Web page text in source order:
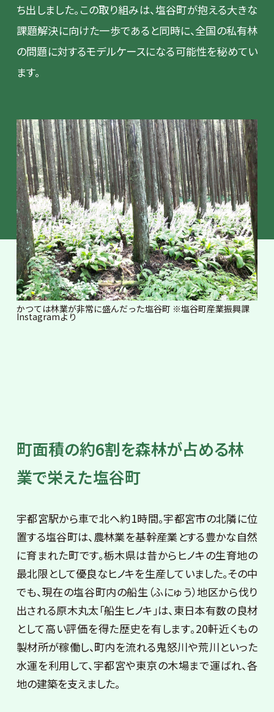
ち出しました。この取り組みは、塩谷町が抱える大きな
課題解決に向けた一歩であると同時に、全国の私有林
の問題に対するモデルケースになる可能性を秘めてい
ます。
かつては林業が非常に盛んだった塩谷町 ※塩谷町産業振興課
Instagramより
町面積の約6割を森林が占める林
業で栄えた塩谷町
宇都宮駅から車で北へ約1時間。宇都宮市の北隣に位
置する塩谷町は、農林業を基幹産業とする豊かな自然
に育まれた町です。栃木県は昔からヒノキの生育地の
最北限として優良なヒノキを生産していました。その中
でも、現在の塩谷町内の船生（ふにゅう）地区から伐り
出される原木丸太「船生ヒノキ」は、東日本有数の良材
として高い評価を得た歴史を有します。20軒近くもの
製材所が稼働し、町内を流れる鬼怒川や荒川といった
水運を利用して、宇都宮や東京の木場まで運ばれ、各
地の建築を支えました。